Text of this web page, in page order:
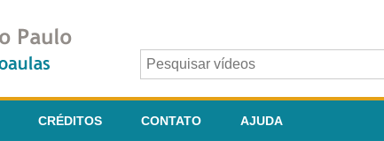
CRÉDITOS CONTATO AJUDA